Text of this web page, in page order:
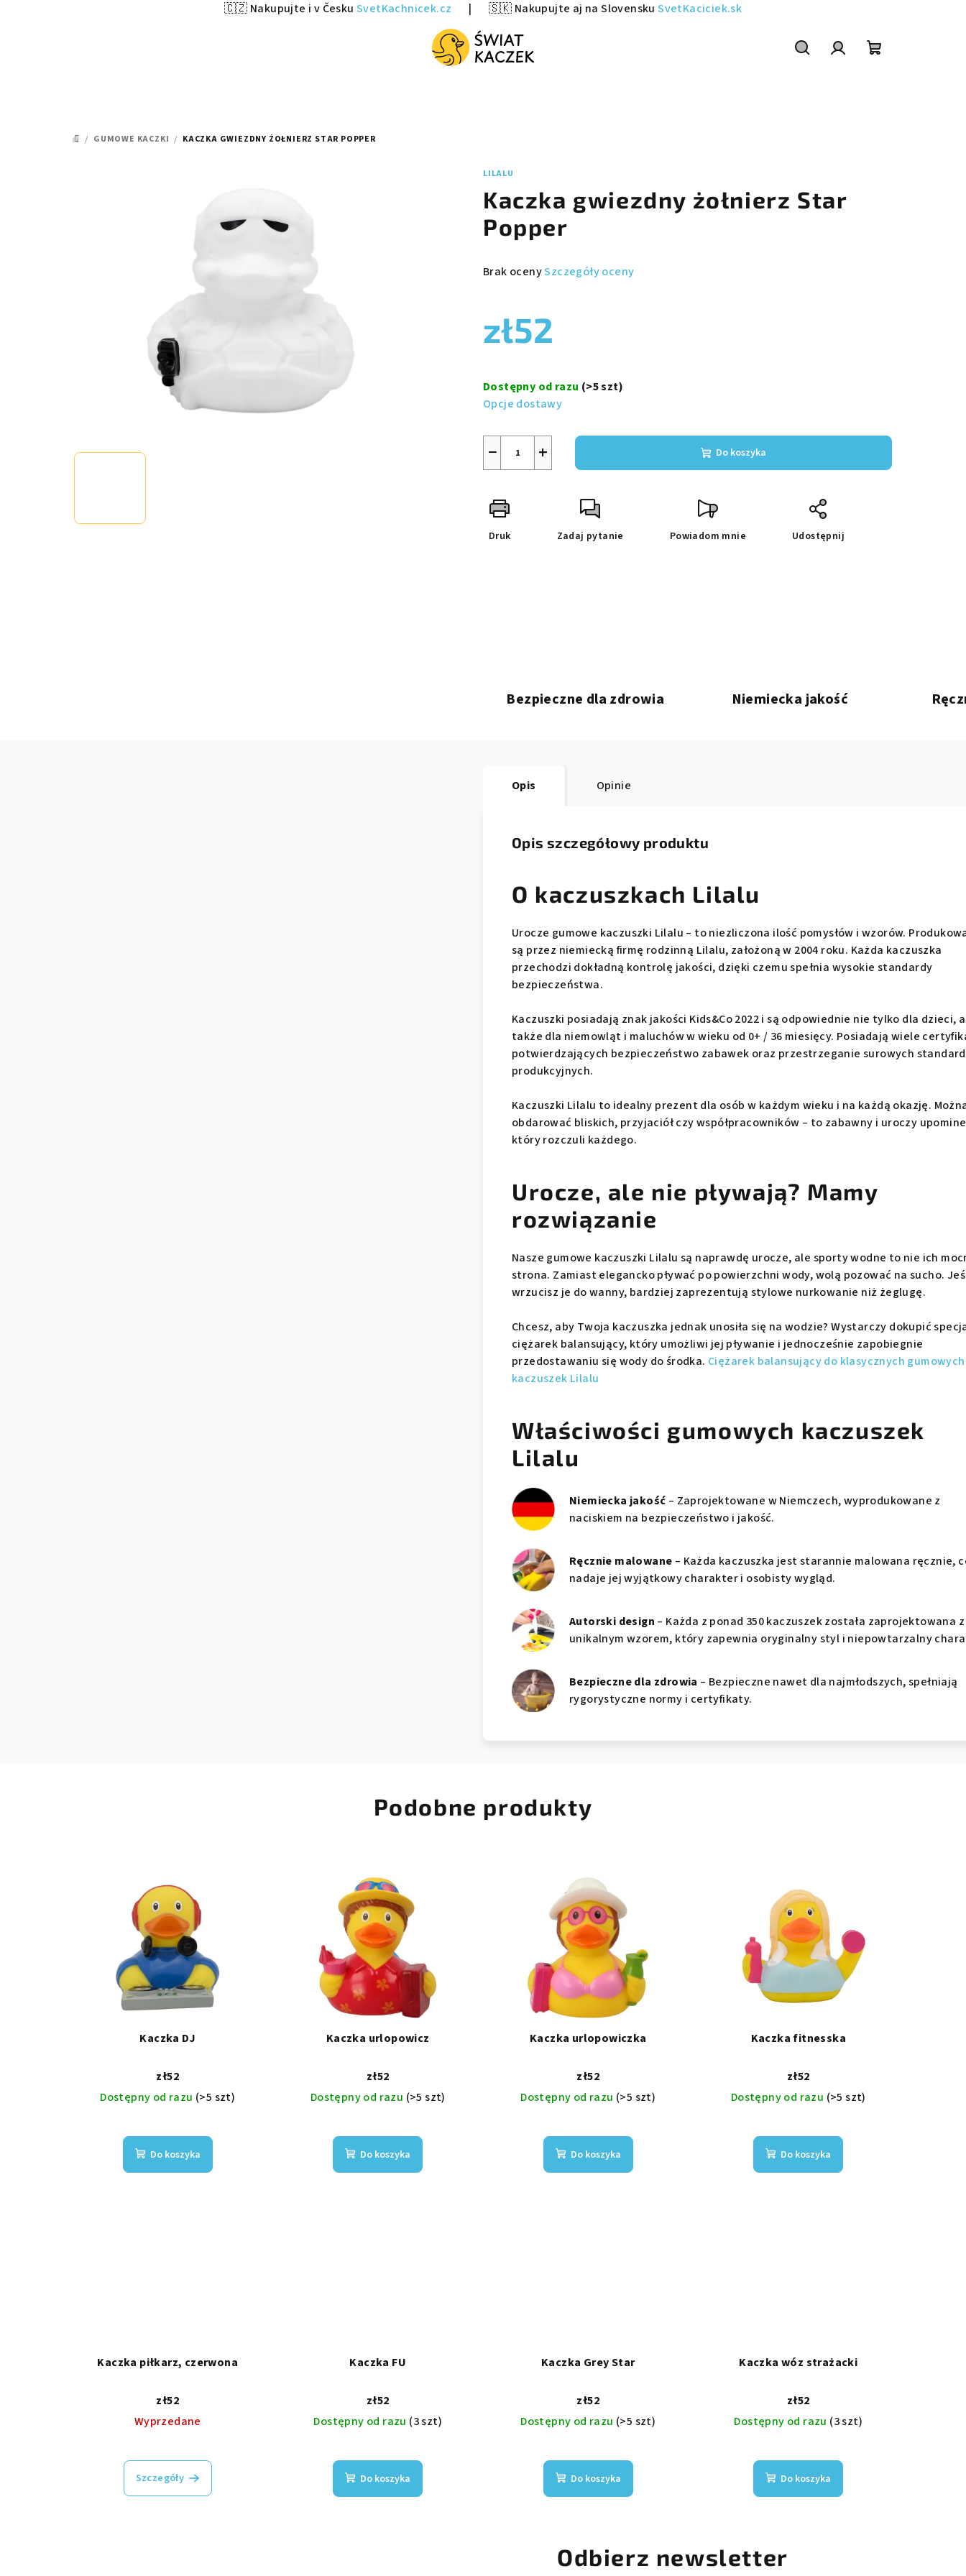
🇨🇿 Nakupujte i v Česku SvetKachnicek.cz | 🇸🇰 Nakupujte aj na SlovenskuSvetKaciciek.sk
HOME
/ GUMOWE KACZKI / KACZKA GWIEZDNY ŻOŁNIERZ STAR POPPER
LILALU
Kaczka gwiezdny żołnierz Star
Popper
Średnia
wynosi
0,0
gwiazdek.
Brak ocenySzczegóły oceny
zł52
jednostkowa:
Dostępny od razu (>5 szt)
Opcje dostawy
+
− Do koszyka
Druk Zadaj pytanie Powiadom mnie Udostępnij
Bezpieczne dla zdrowia Niemiecka jakość
Opis Opinie
Opis szczegółowy produktu
O kaczuszkach Lilalu
Urocze gumowe kaczuszki Lilalu – to niezliczona ilość pomysłów i wzorów.
są przez niemiecką firmę rodzinną Lilalu, założoną w 2004 roku. Każda kaczuszka
przechodzi dokładną kontrolę jakości, dzięki czemu spełnia wysokie standardy
bezpieczeństwa.
Kaczuszki posiadają znak jakości Kids&Co 2022 i są odpowiednie nie tylko dla dzieci,
także dla niemowląt i maluchów w wieku od 0+ / 36 miesięcy. Posiadają wiele
potwierdzających bezpieczeństwo zabawek oraz przestrzeganie surowych
produkcyjnych.
Kaczuszki Lilalu to idealny prezent dla osób w każdym wieku i na każdą okazję.
obdarować bliskich, przyjaciół czy współpracowników – to zabawny i uroczy
który rozczuli każdego.
Urocze, ale nie pływają? Mamy
rozwiązanie
Nasze gumowe kaczuszki Lilalu są naprawdę urocze, ale sporty wodne to nie ich
strona. Zamiast elegancko pływać po powierzchni wody, wolą pozować na sucho.
wrzucisz je do wanny, bardziej zaprezentują stylowe nurkowanie niż żeglugę.
Chcesz, aby Twoja kaczuszka jednak unosiła się na wodzie? Wystarczy dokupić
ciężarek balansujący, który umożliwi jej pływanie i jednocześnie zapobiegnie
przedostawaniu się wody do środka. Ciężarek balansujący do klasycznych gumowych
kaczuszek Lilalu
Właściwości gumowych kaczuszek
Lilalu
Niemiecka jakość – Zaprojektowane w Niemczech, wyprodukowane z
naciskiem na bezpieczeństwo i jakość.
Ręcznie malowane – Każda kaczuszka jest starannie malowana ręcznie,
nadaje jej wyjątkowy charakter i osobisty wygląd.
Autorski design – Każda z ponad 350 kaczuszek została zaprojektowana z
unikalnym wzorem, który zapewnia oryginalny styl i niepowtarzalny
Bezpieczne dla zdrowia – Bezpieczne nawet dla najmłodszych, spełniają
rygorystyczne normy i certyfikaty.
Podobne produkty
Kaczka DJ
zł52
Dostępny od razu (>5 szt)
Do koszyka
Kaczka urlopowicz
zł52
Dostępny od razu (>5 szt)
Do koszyka
Kaczka urlopowiczka
zł52
Dostępny od razu (>5 szt)
Do koszyka
Kaczka fitnesska
zł52
Dostępny od razu (>5 szt)
Do koszyka
Kaczka piłkarz, czerwona
zł52
Wyprzedane
Szczegóły
Kaczka FU
zł52
Dostępny od razu (3 szt)
Do koszyka
Kaczka Grey Star
zł52
Dostępny od razu (>5 szt)
Do koszyka
Kaczka wóz strażacki
zł52
Dostępny od razu (3 szt)
Do koszyka
Odbierz newsletter